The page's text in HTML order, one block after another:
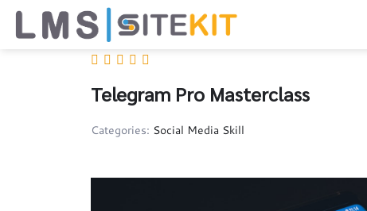
Skip
Telegram Pro Masterclass
Categories: Social Media Skill